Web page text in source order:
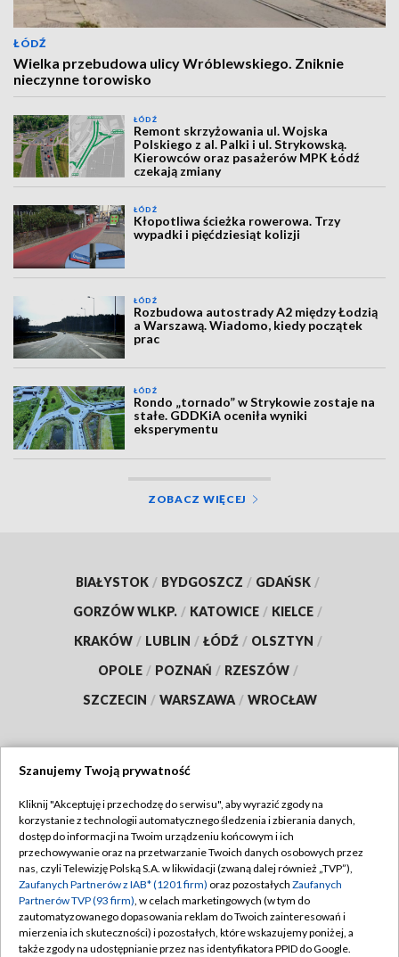
ŁÓDŹ
Wielka przebudowa ulicy Wróblewskiego. Zniknie
nieczynne torowisko
ŁÓDŹ
Remont skrzyżowania ul. Wojska
Polskiego z al. Palki i ul. Strykowską.
Kierowców oraz pasażerów MPK Łódź
czekają zmiany
ŁÓDŹ
Kłopotliwa ścieżka rowerowa. Trzy
wypadki i pięćdziesiąt kolizji
ŁÓDŹ
Rozbudowa autostrady A2 między Łodzią
a Warszawą. Wiadomo, kiedy początek
prac
ŁÓDŹ
Rondo „tornado” w Strykowie zostaje na
stałe. GDDKiA oceniła wyniki
eksperymentu
ZOBACZ WIĘCEJ
BIAŁYSTOK / BYDGOSZCZ / GDAŃSK /
GORZÓW WLKP. / KATOWICE / KIELCE /
KRAKÓW / LUBLIN / ŁÓDŹ / OLSZTYN /
OPOLE / POZNAŃ / RZESZÓW /
SZCZECIN / WARSZAWA / WROCŁAW
TVP
Abonament TVP
Emisja w TVP
Centrum informacji TVP
Naziemna Telewizja Cyfrowa
Regulamin TVP
Polityka prywatności
Moje zgody
Pomoc
Szanujemy Twoją prywatność
Kliknij "Akceptuję i przechodzę do serwisu", aby wyrazić zgody na
korzystanie z technologii automatycznego śledzenia i zbierania danych,
dostęp do informacji na Twoim urządzeniu końcowym i ich
przechowywanie oraz na przetwarzanie Twoich danych osobowych przez
nas, czyli Telewizję Polską S.A. w likwidacji (zwaną dalej również „TVP”),
Zaufanych Partnerów z IAB* (1201 firm) oraz pozostałych Zaufanych
Partnerów TVP (93 firm), w celach marketingowych (w tym do
zautomatyzowanego dopasowania reklam do Twoich zainteresowań i
mierzenia ich skuteczności) i pozostałych, które wskazujemy poniżej, a
także zgody na udostępnianie przez nas identyfikatora PPID do Google.